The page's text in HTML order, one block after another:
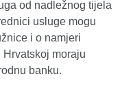
od nadležnog tijela
usluge mogu
i o namjeri
moraju
banku.